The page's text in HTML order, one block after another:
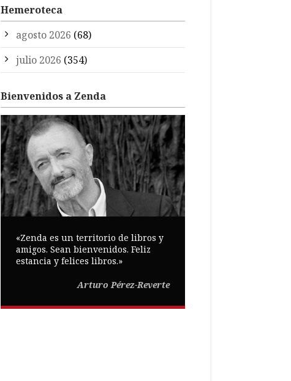
Hemeroteca
agosto 2026 (68)
julio 2026 (354)
Bienvenidos a Zenda
«Zenda es un territorio de libros y
amigos. Sean bienvenidos. Feliz
estancia y felices libros.»
Arturo Pérez-Reverte